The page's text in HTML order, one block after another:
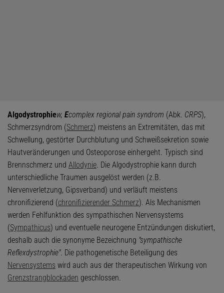
Algodystrophiew, Ecomplex regional pain syndrom (Abk. CRPS),
Schmerzsyndrom (Schmerz) meistens an Extremitäten, das mit
Schwellung, gestörter Durchblutung und Schweißsekretion sowie
Hautveränderungen und Osteoporose einhergeht. Typisch sind
Brennschmerz und Allodynie. Die Algodystrophie kann durch
unterschiedliche Traumen ausgelöst werden (z.B.
Nervenverletzung, Gipsverband) und verläuft meistens
chronifizierend (chronifizierender Schmerz). Als Mechanismen
werden Fehlfunktion des sympathischen Nervensystems
(Sympathicus) und eventuelle neurogene Entzündungen diskutiert,
deshalb auch die synonyme Bezeichnung "sympathische
Reflexdystrophie". Die pathogenetische Beteiligung des
Nervensystems wird auch aus der therapeutischen Wirkung von
Grenzstrangblockaden geschlossen.